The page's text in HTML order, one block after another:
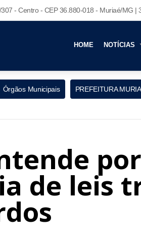
- Centro - CEP 36.880-018 - Muriaé/MG
HOME NOTÍCIAS
Órgãos Municipais PREFEITURA
por
de leis